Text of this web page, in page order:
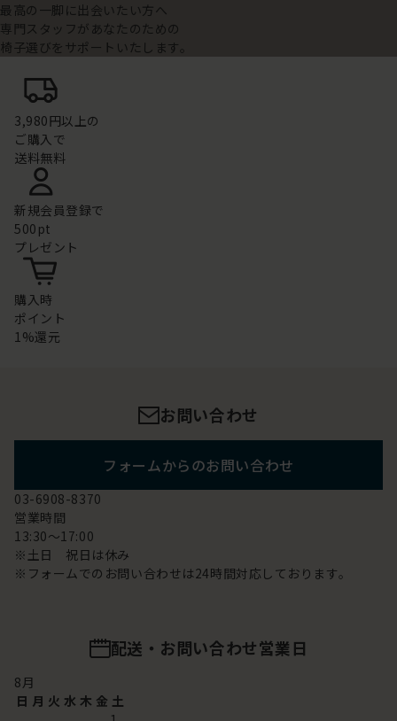
最高の一脚に出会いたい方へ
専門スタッフがあなたのための
椅子選びをサポートいたします。
3,980円以上の
ご購入で
送料無料
新規会員登録で
500pt
プレゼント
購入時
ポイント
1%還元
お問い合わせ
フォームからのお問い合わせ
03-6908-8370
営業時間
13:30～17:00
※土日 祝日は休み
※フォームでのお問い合わせは24時間対応しております。
配送・お問い合わせ営業日
8月
日 月 火 水 木 金 土